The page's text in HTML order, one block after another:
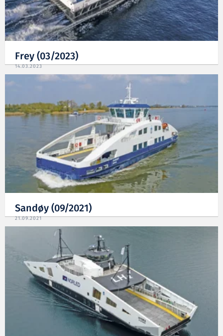
Frey (03/2023)
14.03.2023
Sandøy (09/2021)
21.09.2021